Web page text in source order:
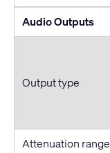
Audio Outputs
Output type
Attenuation range